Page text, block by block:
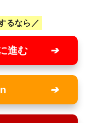
るなら
進む